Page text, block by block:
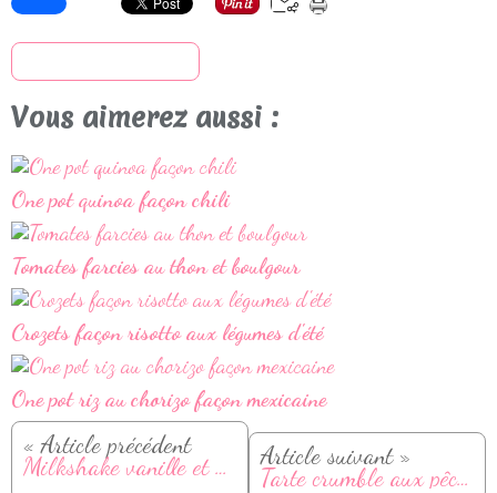
Vous aimerez aussi :
One pot quinoa façon chili
Tomates farcies au thon et boulgour
Crozets façon risotto aux légumes d'été
One pot riz au chorizo façon mexicaine
« Article précédent
Milkshake vanille et spéculoos Article suivant »
Tarte crumble aux pêches